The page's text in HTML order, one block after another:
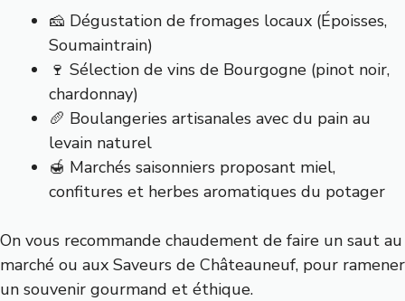
🧀 Dégustation de fromages locaux (Époisses,
Soumaintrain)
🍷 Sélection de vins de Bourgogne (pinot noir,
chardonnay)
🥖 Boulangeries artisanales avec du pain au
levain naturel
🍯 Marchés saisonniers proposant miel,
confitures et herbes aromatiques du potager
On vous recommande chaudement de faire un saut au
marché ou aux Saveurs de Châteauneuf, pour ramener
un souvenir gourmand et éthique.